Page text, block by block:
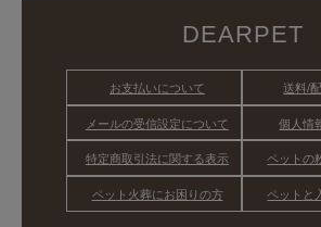
DEARPET
お支払いについて 送料/
メールの受信設定について 個人情
特定商取引法に関する表示 ペットの
ペット火葬にお困りの方 ペットと